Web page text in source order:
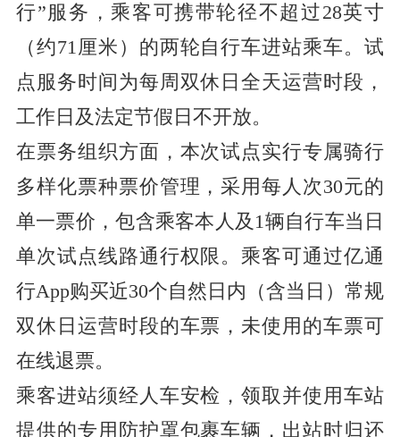
行”服务，乘客可携带轮径不超过28英寸
（约71厘米）的两轮自行车进站乘车。试
点服务时间为每周双休日全天运营时段，
工作日及法定节假日不开放。
在票务组织方面，本次试点实行专属骑行
多样化票种票价管理，采用每人次30元的
单一票价，包含乘客本人及1辆自行车当日
单次试点线路通行权限。乘客可通过亿通
行App购买近30个自然日内（含当日）常规
双休日运营时段的车票，未使用的车票可
在线退票。
乘客进站须经人车安检，领取并使用车站
提供的专用防护罩包裹车辆，出站时归还